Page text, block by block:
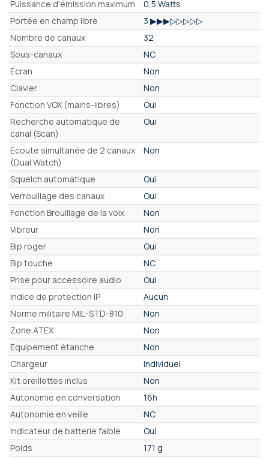
Puissance d'émission maximum
0,5 Watts
Portée en champ libre
3 ▶▶▶▷▷▷▷▷
Nombre de canaux
32
Sous-canaux
NC
Écran
Non
Clavier
Non
Fonction VOX (mains-libres)
Oui
Recherche automatique de
canal (Scan)
Oui
Ecoute simultanée de 2 canaux
(Dual Watch)
Non
Squelch automatique
Oui
Verrouillage des canaux
Oui
Fonction Brouillage de la voix
Non
Vibreur
Non
Bip roger
Oui
Bip touche
NC
Prise pour accessoire audio
Oui
Indice de protection IP
Aucun
Norme militaire MIL-STD-810
Non
Zone ATEX
Non
Equipement étanche
Non
Chargeur
Individuel
Kit oreillettes inclus
Non
Autonomie en conversation
16h
Autonomie en veille
NC
Indicateur de batterie faible
Oui
Poids
171 g